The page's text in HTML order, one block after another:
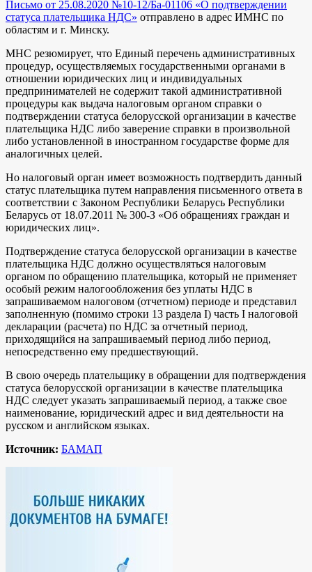
Письмо от 25.08.2020 №10-12/Ба-01106 «О подтверждении
статуса плательщика НДС» отправлено в адрес ИМНС по
областям и г. Минску.
МНС резюмирует, что Единый перечень административных
процедур, осуществляемых государственными органами в
отношении юридических лиц и индивидуальных
предпринимателей не содержит такой административной
процедуры как выдача налоговым органом справки о
подтверждении статуса белорусской организации в качестве
плательщика НДС либо заверение справки в произвольной
либо установленной в иностранном государстве форме для
аналогичных целей.
Но налоговый орган имеет возможность подтвердить данный
статус плательщика путем направления письменного ответа в
соответствии с Законом Республики Беларусь Республики
Беларусь от 18.07.2011 № 300-З «Об обращениях граждан и
юридических лиц».
Подтверждение статуса белорусской организации в качестве
плательщика НДС должно осуществляться налоговым
органом по обращению плательщика, который не применяет
особый режим налогообложения без уплаты НДС в
запрашиваемом налоговом (отчетном) периоде и представил
заполненную (помимо строки 13 раздела I) часть I налоговой
декларации (расчета) по НДС за отчетный период,
приходящийся на запрашиваемый период либо период,
непосредственно ему предшествующий.
В свою очередь плательщику в обращении для подтверждения
статуса белорусской организации в качестве плательщика
НДС следует указать запрашиваемый период, а также свое
наименование, юридический адрес и вид деятельности на
русском и английском языках.
Источник: БАМАП